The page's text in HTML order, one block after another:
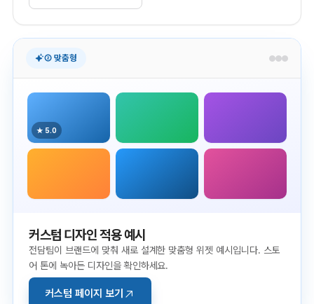
② 맞춤형
★ 5.0
커스텀 디자인 적용 예시
전담팀이 브랜드에 맞춰 새로 설계한 맞춤형 위젯 예시입니다. 스토
어 톤에 녹아든 디자인을 확인하세요.
커스텀 페이지 보기